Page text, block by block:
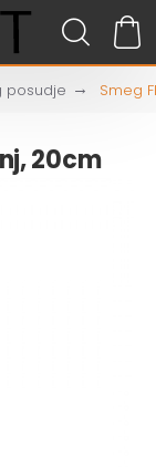
posudje Smeg
20cm